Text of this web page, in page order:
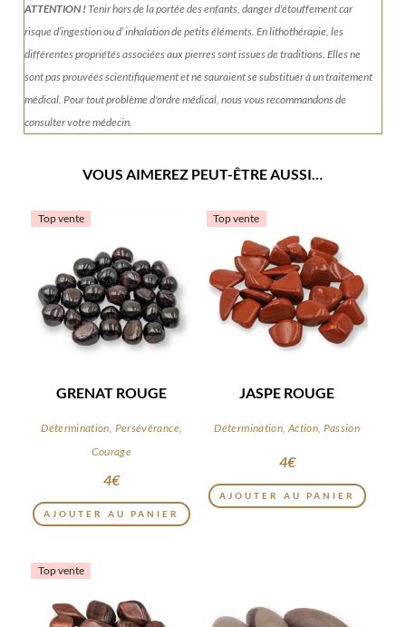
ATTENTION !Tenirhors de la portée des enfants, danger d'étouffement car
risque d’ingestion ou d’ inhalation de petits éléments.En lithothérapie, les
différentes propriétés associées aux pierres sont issues de traditions. Elles ne
sont pas prouvées scientifiquement et ne sauraient se substituer à un traitement
médical. Pour tout problème d'ordre médical, nous vous recommandons de
consulter votre médecin.
VOUS AIMEREZ PEUT-ÊTRE AUSSI…
Top vente
GRENAT ROUGE
Détermination, Persévérance,
Courage
4€
AJOUTER AU PANIER
Top vente
JASPE ROUGE
Détermination, Action, Passion
4€
AJOUTER AU PANIER
Top vente